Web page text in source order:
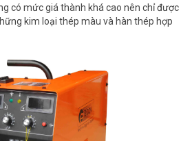
có mức giá thành khá cao nên chỉ được
kim loại thép màu và hàn thép hợp